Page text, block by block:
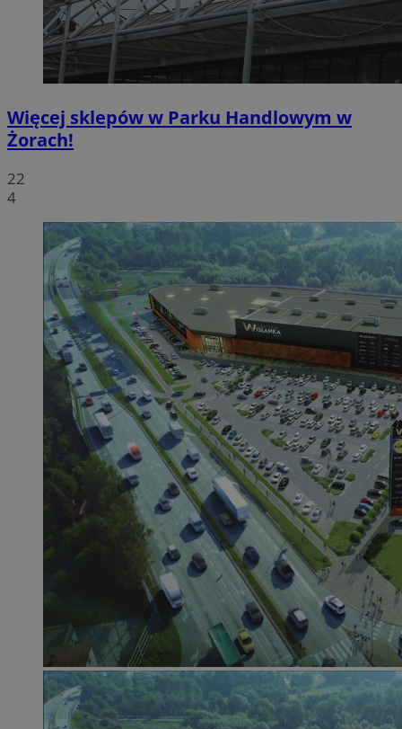
Więcej sklepów w Parku Handlowym w
Żorach!
22
4